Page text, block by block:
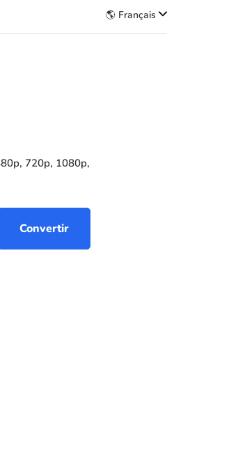
🌎 Français
720p, 1080p,